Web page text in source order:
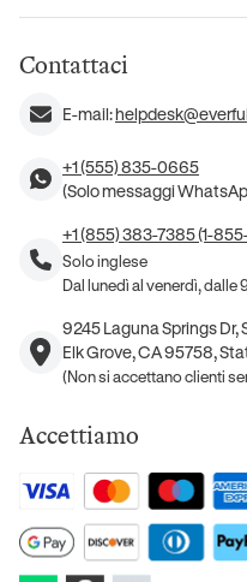
Contattaci
E-mail:
+1 (555) 835-0665
(Solo messaggi
+1 (855) 383-7385 (1-
Solo inglese
Dal lunedì al venerdì, dalle
9245 Laguna Springs Dr,
Elk Grove, CA 95758,
(Non si accettano clienti
Accettiamo